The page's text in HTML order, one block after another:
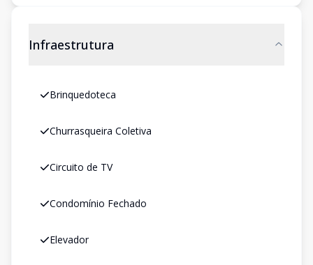
Infraestrutura
Brinquedoteca
Churrasqueira Coletiva
Circuito de TV
Condomínio Fechado
Elevador